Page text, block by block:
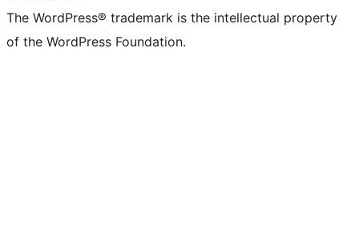
The WordPress® trademark is the intellectual property
of the WordPress Foundation.